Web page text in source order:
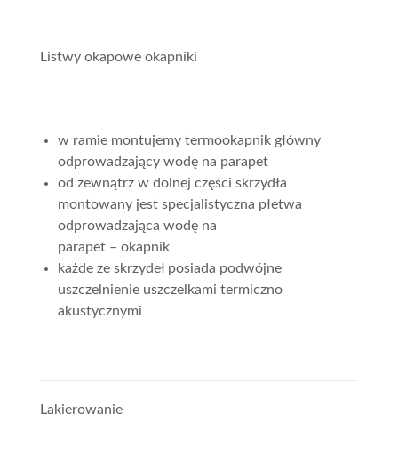
Listwy okapowe okapniki
w ramie montujemy termookapnik główny
odprowadzający wodę na parapet
od zewnątrz w dolnej części skrzydła
montowany jest specjalistyczna płetwa
odprowadzająca wodę na
parapet – okapnik
każde ze skrzydeł posiada podwójne
uszczelnienie uszczelkami termiczno
akustycznymi
Lakierowanie